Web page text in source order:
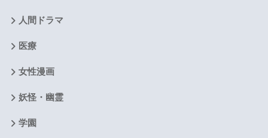
人間ドラマ
医療
女性漫画
妖怪・幽霊
学園